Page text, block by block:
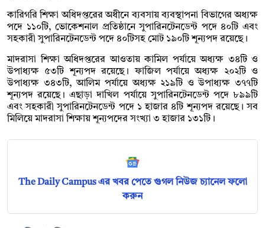
কারিগরি শিক্ষা অধিদপ্তরের অধীনে ব্যবসায় ব্যবস্থাপনা বিভাগের অধ্যক্ষ
পদে ১১০টি, ভোকেশনাল প্রতিষ্ঠানে সুপারিনটেনডেন্ট পদে ৪০টি এবং
সহকারী সুপারিনটেনডেন্ট পদে ৪০টিসহ মোট ১৯০টি শূন্যপদ রয়েছে।
মাদরাসা শিক্ষা অধিদপ্তরের আওতায় কামিল পর্যায়ে অধ্যক্ষ ৩৪টি ও
উপাধ্যক্ষ ৫৩টি শূন্যপদ রয়েছে। ফাজিল পর্যায়ে অধ্যক্ষ ২০২টি ও
উপাধ্যক্ষ ৩৪৩টি, আলিম পর্যায়ে অধ্যক্ষ ২১৯টি ও উপাধ্যক্ষ ৩৭৭টি
শূন্যপদ রয়েছে। এছাড়া দাখিল পর্যায়ে সুপারিনটেনডেন্ট পদে ৮৯৯টি
এবং সহকারী সুপারিনটেনডেন্ট পদে ১ হাজার ৪টি শূন্যপদ রয়েছে। সব
মিলিয়ে মাদরাসা শিক্ষায় শূন্যপদের সংখ্যা ৩ হাজার ১৩১টি।
The Daily Campus এর খবর পেতে গুগল নিউজ চ্যানেল ফলো
করুন